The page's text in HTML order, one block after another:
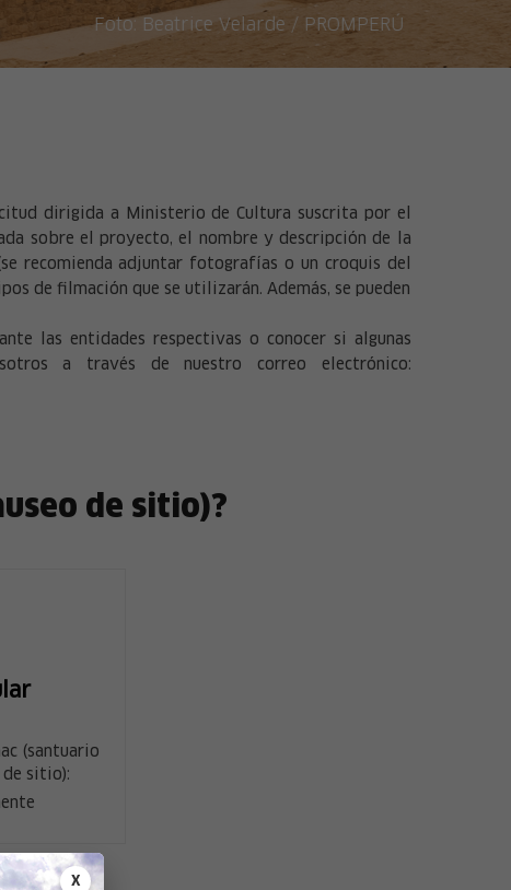
X
Foto:Beatrice Velarde / PROMPERÚ
dirigida a Ministerio de Cultura suscrita por el
sobre el proyecto, el nombre y descripción de la
recomienda adjuntar fotografías o un croquis del
de filmación que se utilizarán. Además, se pueden
las entidades respectivas o conocer si algunas
a través de nuestro correo electrónico:
de sitio)?
(santuario
de sitio):